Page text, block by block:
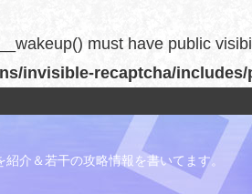
must have public
invisible-recaptcha/
介＆若干の攻略情報を書いてます。